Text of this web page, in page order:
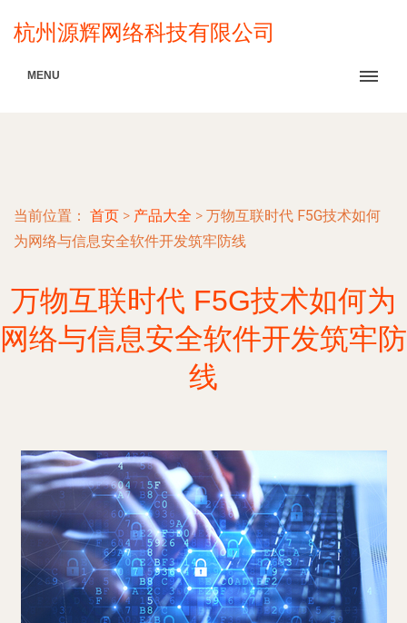
杭州源辉网络科技有限公司
MENU
当前位置： 首页 > 产品大全 > 万物互联时代 F5G技术如何
为网络与信息安全软件开发筑牢防线
万物互联时代 F5G技术如何为
网络与信息安全软件开发筑牢防
线